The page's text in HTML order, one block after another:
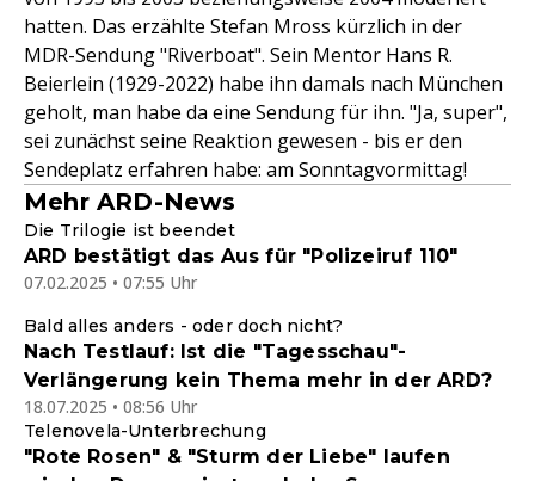
hatten. Das erzählte Stefan Mross kürzlich in der
MDR-Sendung "Riverboat". Sein Mentor Hans R.
Beierlein (1929-2022) habe ihn damals nach München
geholt, man habe da eine Sendung für ihn. "Ja, super",
sei zunächst seine Reaktion gewesen - bis er den
Sendeplatz erfahren habe: am Sonntagvormittag!
Mehr ARD-News
Die Trilogie ist beendet
ARD bestätigt das Aus für "Polizeiruf 110"
07.02.2025 • 07:55 Uhr
Bald alles anders - oder doch nicht?
Nach Testlauf: Ist die "Tagesschau"-
Verlängerung kein Thema mehr in der ARD?
18.07.2025 • 08:56 Uhr
Telenovela-Unterbrechung
"Rote Rosen" & "Sturm der Liebe" laufen